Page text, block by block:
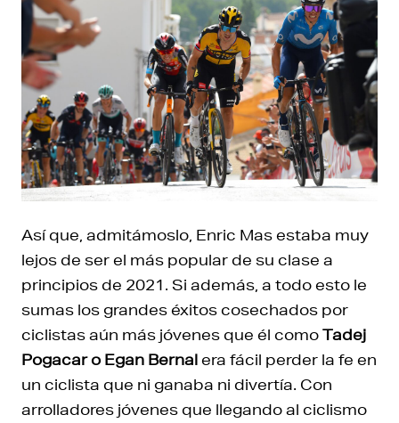
Así que, admitámoslo, Enric Mas estaba muy
lejos de ser el más popular de su clase a
principios de 2021. Si además, a todo esto le
sumas los grandes éxitos cosechados por
ciclistas aún más jóvenes que él comoTadej
Pogacar o Egan Bernalera fácil perder la fe en
un ciclista que ni ganaba ni divertía. Con
arrolladores jóvenes que llegando al ciclismo